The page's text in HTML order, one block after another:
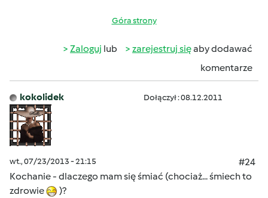
Góra strony
Zaloguj lub zarejestruj sięaby dodawać
komentarze
kokolidek Dołączył : 08.12.2011
wt., 07/23/2013 - 21:15
#24
Kochanie - dlaczego mam się śmiać (chociaż... śmiech to
zdrowie
)?